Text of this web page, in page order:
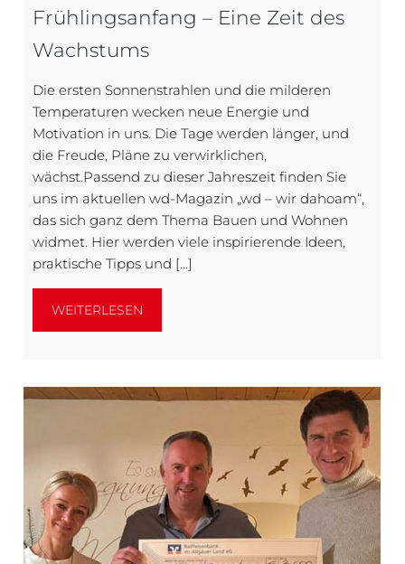
Frühlingsanfang – Eine Zeit des
Wachstums
Die ersten Sonnenstrahlen und die milderen
Temperaturen wecken neue Energie und
Motivation in uns. Die Tage werden länger, und
die Freude, Pläne zu verwirklichen,
wächst.Passend zu dieser Jahreszeit finden Sie
uns im aktuellen wd-Magazin „wd – wir dahoam“,
das sich ganz dem Thema Bauen und Wohnen
widmet. Hier werden viele inspirierende Ideen,
praktische Tipps und […]
WEITERLESEN